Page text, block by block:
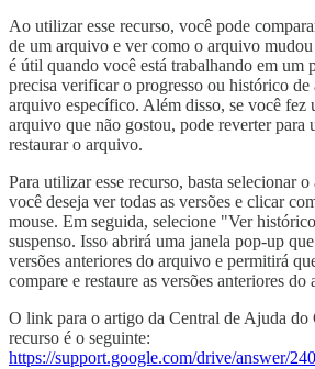
Ao utilizar esse recurso, você pode
de um arquivo e ver como o arquivo
é útil quando você está trabalhando em um
precisa verificar o progresso ou histórico de
arquivo específico. Além disso, se você fez
arquivo que não gostou, pode reverter para
restaurar o arquivo.
Para utilizar esse recurso, basta selecionar
você deseja ver todas as versões e clicar
mouse. Em seguida, selecione "Ver
suspenso. Isso abrirá uma janela pop-up
versões anteriores do arquivo e permitirá
compare e restaure as versões anteriores do
O link para o artigo da Central de Ajuda do
recurso é o seguinte:
https://support.google.com/drive/answer/